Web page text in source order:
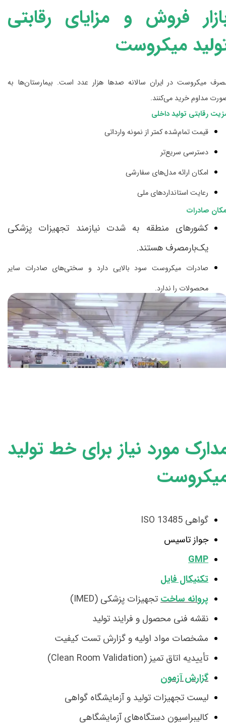
فروش و مزایای رقابتی
میکروست
میکروست در ایران سالانه صدها هزار عدد است. بیمارستان‌ها به
مداوم خرید می‌کنند.
رقابتی تولید داخلی
قیمت تمام‌شده کمتر از نمونه وارداتی
دسترسی سریع‌تر
امکان ارائه مدل‌های سفارشی
رعایت استانداردهای ملی
صادرات
کشورهای منطقه به شدت نیازمند تجهیزات پزشکی
یک‌بارمصرف هستند.
صادرات میکروست سود بالایی دارد و سختی‌های صادرات سایر
محصولات را ندارد.
مورد نیاز برای خط تولید
گواهی ISO 13485
جواز تاسیس
GMP
تکنیکال فایل
پروانه ساختتجهیزات پزشکی (IMED)
​​​​​​​نقشه فنی محصول و فرایند تولید
مشخصات مواد اولیه و گزارش تست کیفیت
تأییدیه اتاق تمیز (Clean Room Validation)
گزارش آزمون
لیست تجهیزات تولید و آزمایشگاه گواهی
کالیبراسیون دستگاه‌های آزمایشگاهی